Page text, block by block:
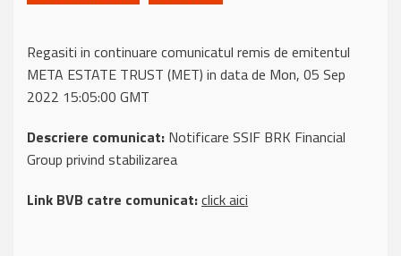
Regasiti in continuare comunicatul remis de emitentul
META ESTATE TRUST (MET) in data de Mon, 05 Sep
2022 15:05:00 GMT
Descriere comunicat: Notificare SSIF BRK Financial
Group privind stabilizarea
Link BVB catre comunicat:click aici